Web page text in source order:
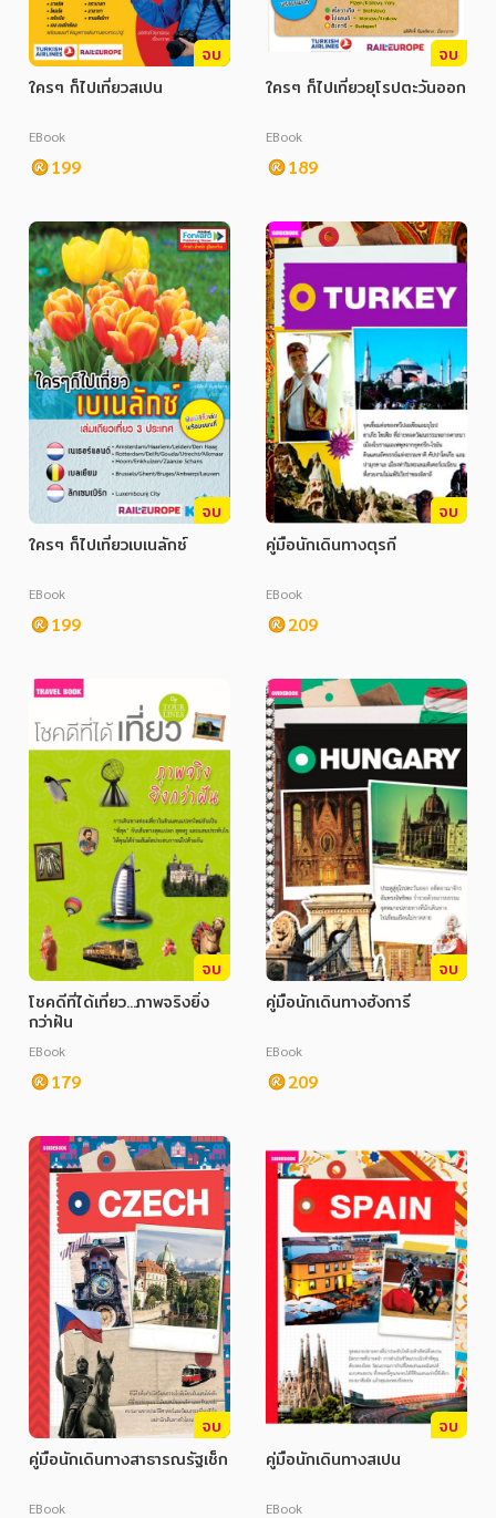
จบ
ใครๆ ก็ไปเที่ยวสเปน
EBook
199
จบ
ใครๆ ก็ไปเที่ยวยุโรปตะวันออก
EBook
189
จบ
ใครๆ ก็ไปเที่ยวเบเนลักซ์
EBook
199
จบ
คู่มือนักเดินทางตุรกี
EBook
209
จบ
โชคดีที่ได้เที่ยว...ภาพจริงยิ่ง
กว่าฝัน
EBook
179
จบ
คู่มือนักเดินทางฮังการี
EBook
209
จบ
คู่มือนักเดินทางสาธารณรัฐเช็ก
EBook
จบ
คู่มือนักเดินทางสเปน
EBook